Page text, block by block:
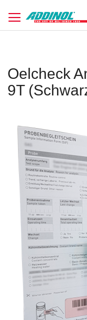
zum
Inhalt
Oelcheck
9T
Bildergalerie